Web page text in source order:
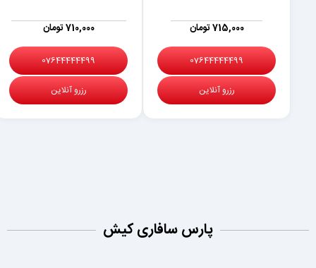
715,000 تومان
07644444499
رزرو آنلاین
710,000 تومان
07644444499
رزرو آنلاین
پارس سافاری کیش